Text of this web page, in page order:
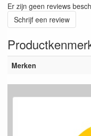
Er zijn geen reviews
Schrijf een review
Merken